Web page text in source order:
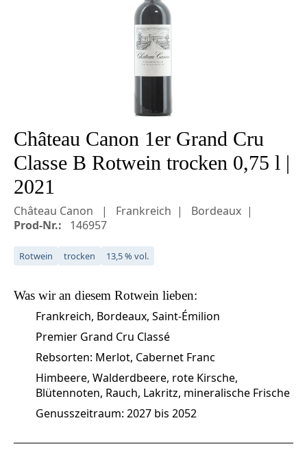
Château Canon 1er Grand Cru
Classe B Rotwein trocken 0,75 l |
2021
Château Canon Frankreich
Bordeaux
Prod-Nr.:
146957
Rotwein trocken 13,5 % vol.
Was wir an diesem Rotwein lieben:
Frankreich, Bordeaux, Saint-Émilion
Premier Grand Cru Classé
Rebsorten: Merlot, Cabernet Franc
Himbeere, Walderdbeere, rote Kirsche,
Blütennoten, Rauch, Lakritz, mineralische Frische
Genusszeitraum: 2027 bis 2052